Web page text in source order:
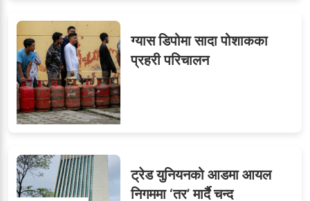
ग्यास डिपोमा सादा पोशाकका
प्रहरी परिचालन
ट्रेड युनियनको आडमा आयल
निगममा ‘तर’ मार्दै चन्द